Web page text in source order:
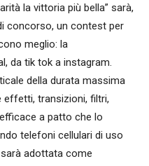
la vittoria più bella” sarà,
concorso, un contest per
meglio: la
da tik tok a instagram.
della durata massima
effetti, transizioni, filtri,
a patto che lo
telefoni cellulari di uso
adottata come